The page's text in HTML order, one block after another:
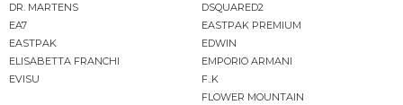
DR. MARTENS
DSQUARED2
EA7
EASTPAK PREMIUM
EASTPAK
EDWIN
ELISABETTA FRANCHI
EMPORIO ARMANI
EVISU
F..K
FLOWER MOUNTAIN